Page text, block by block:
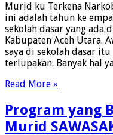
Murid ku Terkena
ini adalah tahun ke
sekolah dasar yang ada
Kabupaten Aceh Utara.
saya di sekolah dasar
terlupakan. Banyak hal
Read More »
Program yang
Murid